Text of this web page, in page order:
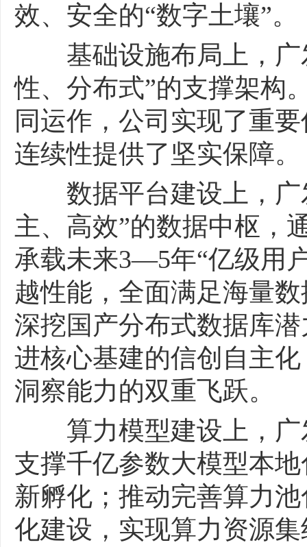
效、安全的“数字土壤”。
基础设施布局上，广
性、分布式”的支撑架构
同运作，公司实现了重
连续性提供了坚实保障。
数据平台建设上，广
主、高效”的数据中枢，
承载未来3—5年“亿级用
越性能，全面满足海量
深挖国产分布式数据库
进核心基建的信创自主
洞察能力的双重飞跃。
算力模型建设上，广
支撑千亿参数大模型本
新孵化；推动完善算力
化建设，实现算力资源